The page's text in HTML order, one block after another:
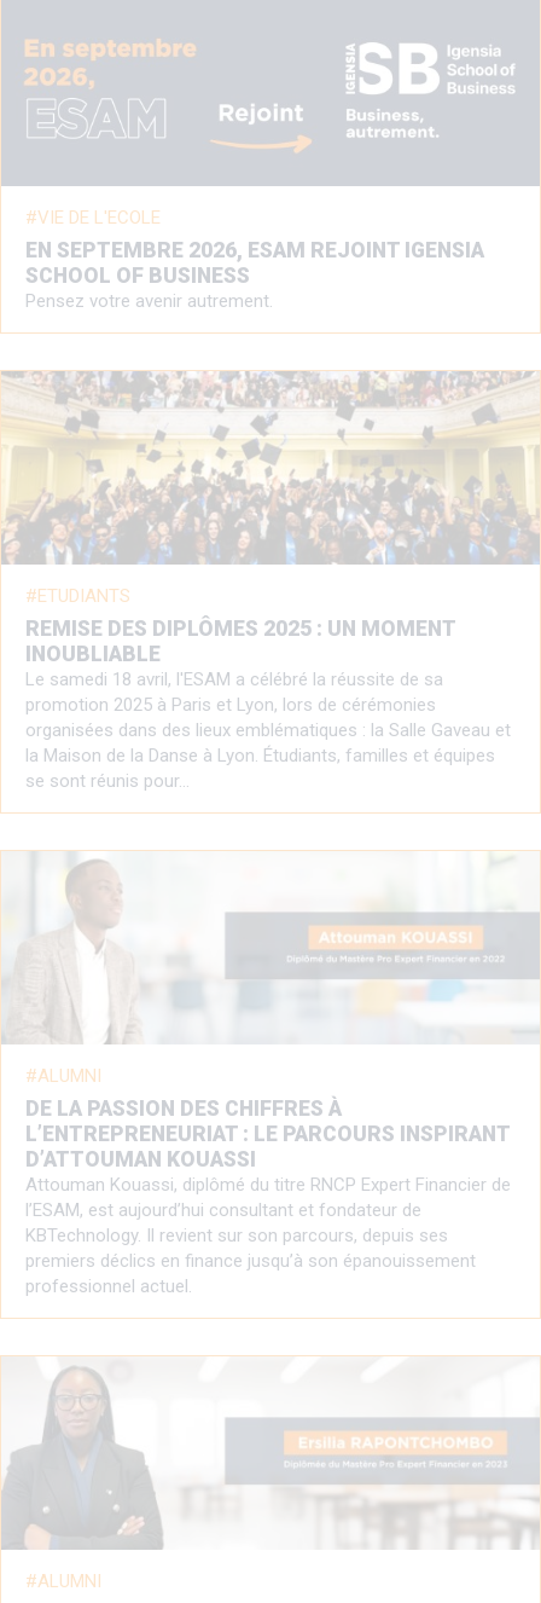
VIE DE L'ECOLE
EN SEPTEMBRE 2026, ESAM REJOINT IGENSIA
SCHOOL OF BUSINESS
Pensez votre avenir autrement.
ETUDIANTS
REMISE DES DIPLÔMES 2025 : UN MOMENT
INOUBLIABLE
Le samedi 18 avril, l'ESAM a célébré la réussite de sa
promotion 2025 à Paris et Lyon, lors de cérémonies
organisées dans des lieux emblématiques : la Salle Gaveau et
la Maison de la Danse à Lyon. Étudiants, familles et équipes
se sont réunis pour…
ALUMNI
DE LA PASSION DES CHIFFRES À
L’ENTREPRENEURIAT : LE PARCOURS INSPIRANT
D’ATTOUMAN KOUASSI
Attouman Kouassi, diplômé du titre RNCP Expert Financier de
l’ESAM, est aujourd’hui consultant et fondateur de
KBTechnology. Il revient sur son parcours, depuis ses
premiers déclics en finance jusqu’à son épanouissement
professionnel actuel.
ALUMNI